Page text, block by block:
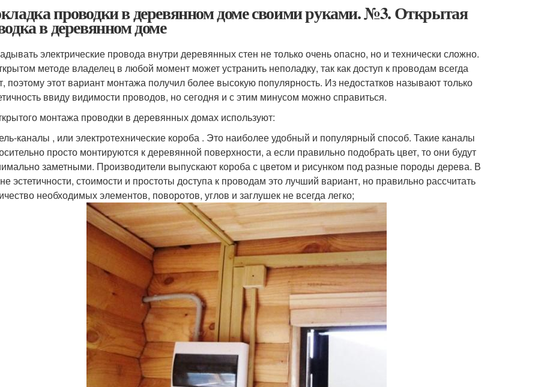
проводки в деревянном доме своими руками. №3. Открытая
в деревянном доме
электрические провода внутри деревянных стен не только очень опасно, но и технически сложно.
методе владелец в любой момент может устранить неполадку, так как доступ к проводам всегда
поэтому этот вариант монтажа получил более высокую популярность. Из недостатков называют только
ввиду видимости проводов, но сегодня и с этим минусом можно справиться.
монтажа проводки в деревянных домах используют:
каналы , или электротехнические короба . Это наиболее удобный и популярный способ. Такие каналы
просто монтируются к деревянной поверхности, а если правильно подобрать цвет, то они будут
заметными. Производители выпускают короба с цветом и рисунком под разные породы дерева. В
эстетичности, стоимости и простоты доступа к проводам это лучший вариант, но правильно рассчитать
необходимых элементов, поворотов, углов и заглушек не всегда легко;